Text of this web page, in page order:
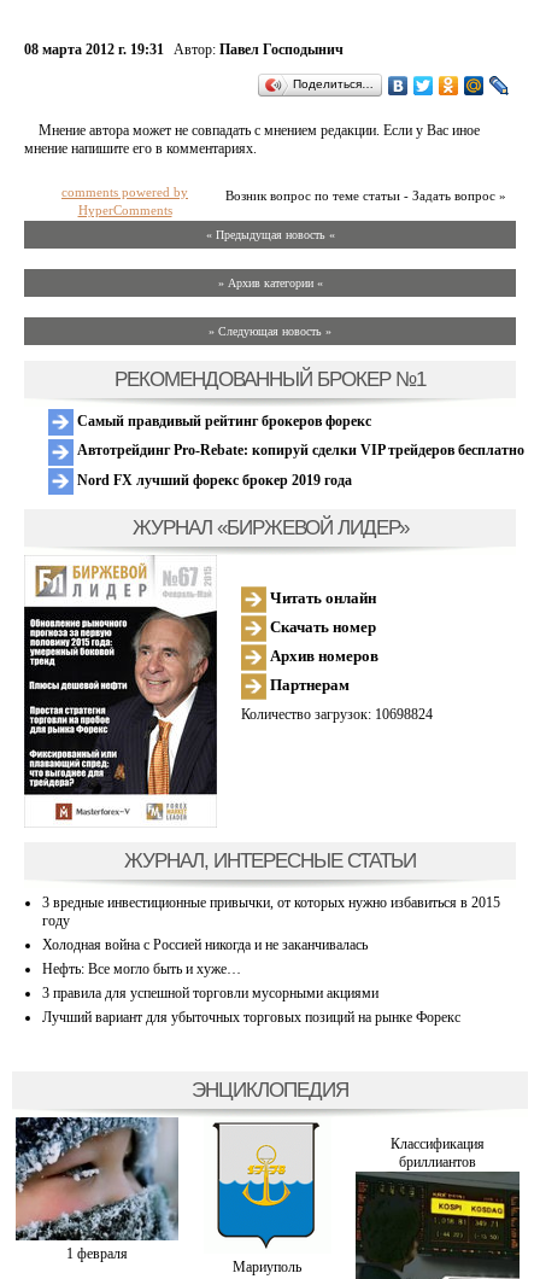
08 марта 2012 г. 19:31 Автор: Павел Господынич
Поделиться…
Мнение автора может не совпадать с мнением редакции. Если у Вас иное
мнение напишите его в комментариях.
Возник вопрос по теме статьи - Задать вопрос »
comments powered by
HyperComments
« Предыдущая новость «
» Архив категории «
» Следующая новость »
РЕКОМЕНДОВАННЫЙ БРОКЕР №1
Самый правдивый рейтинг брокеров форекс
Автотрейдинг Pro-Rebate: копируй сделки VIP трейдеров бесплатно
Nord FX лучший форекс брокер 2019 года
ЖУРНАЛ «БИРЖЕВОЙ ЛИДЕР»
Читать онлайн
Скачать номер
Архив номеров
Партнерам
Количество загрузок: 10698824
ЖУРНАЛ, ИНТЕРЕСНЫЕ СТАТЬИ
3 вредные инвестиционные привычки, от которых нужно избавиться в 2015
году
Холодная война с Россией никогда и не заканчивалась
Нефть: Все могло быть и хуже…
3 правила для успешной торговли мусорными акциями
Лучший вариант для убыточных торговых позиций на рынке Форекс
ЭНЦИКЛОПЕДИЯ
1 февраля
Мариуполь
Классификация
бриллиантов